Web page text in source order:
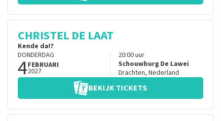
CHRISTEL DE LAAT
Kende da!?
DONDERDAG
4FEBRUARI
2027
20:00uur
Schouwburg De Lawei
Drachten, Nederland
BEKIJK TICKETS